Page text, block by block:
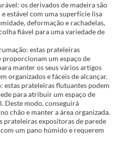
os derivados de madeira são
estável com uma superfície lisa
deformação e rachadelas,
fiável para uma variedade de
estas prateleiras
proporcionam um espaço de
manter os seus vários artigos
organizados e fáceis de alcançar.
estas prateleiras flutuantes podem
para atribuir um espaço de
Deste modo, conseguirá
chão e manter a área organizada.
prateleiras expositoras de parede
um pano húmido e requerem